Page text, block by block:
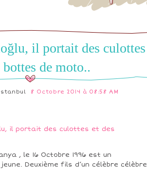
il portait des culottes
bottes de moto..
8 Octobre 2014 à 08:58 AM
, le 16 Octobre 1996 est un
Deuxième fils d’un célèbre célèbre